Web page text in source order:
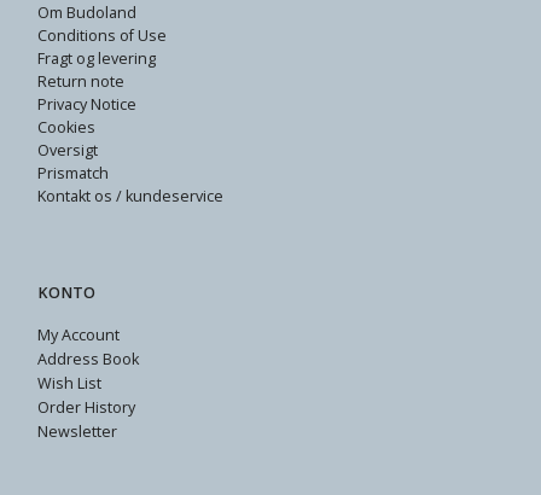
Om Budoland
Conditions of Use
Fragt og levering
Return note
Privacy Notice
Cookies
Oversigt
Prismatch
Kontakt os / kundeservice
KONTO
My Account
Address Book
Wish List
Order History
Newsletter